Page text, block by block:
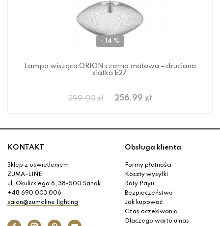
- 14 %
Lampa wisząca ORION czarna matowa – druciana
siatka E27
299.00 zł 256.99 zł
KONTAKT
Sklep z oświetleniem
ZUMA-LINE
ul. Okulickiego 6, 38-500 Sanok
+48 690 003 006
salon@zumaline.lighting
Obsługa klienta
Formy płatności
Koszty wysyłki
Raty Payu
Bezpieczeństwo
Jak kupować
Czas oczekiwania
Dlaczego warto u nas